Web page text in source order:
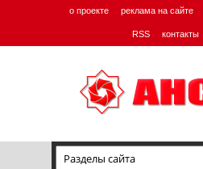
о проекте реклама на сайте
RSS контакты